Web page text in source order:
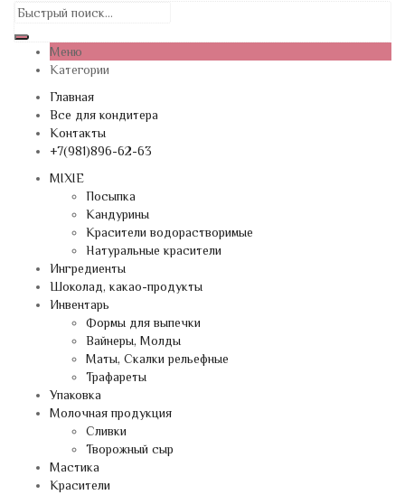
Меню
Категории
Главная
Все для кондитера
Контакты
+7(981)896-62-63
MIXIE
Посыпка
Кандурины
Красители водорастворимые
Натуральные красители
Ингредиенты
Шоколад, какао-продукты
Инвентарь
Формы для выпечки
Вайнеры, Молды
Маты, Скалки рельефные
Трафареты
Упаковка
Молочная продукция
Сливки
Творожный сыр
Мастика
Красители